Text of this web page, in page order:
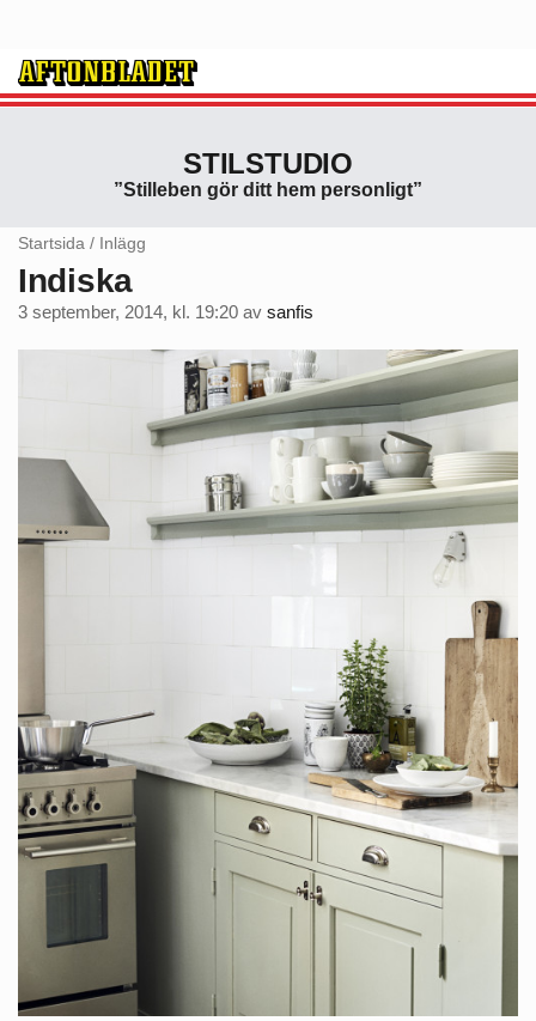
STILSTUDIO
”Stilleben gör ditt hem personligt”
Startsida / Inlägg
Indiska
3 september, 2014, kl. 19:20 av sanfis